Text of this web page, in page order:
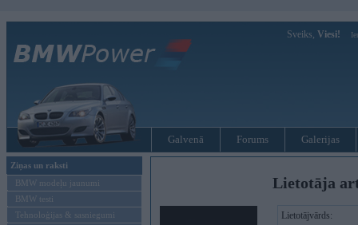
Sveiks, Viesi!
Galvenā Forums Galerijas
Ziņas un raksti
BMW modeļu jaunumi
BMW testi
Tehnoloģijas & sasniegumi
Lietotāja
Lietotājvārds: